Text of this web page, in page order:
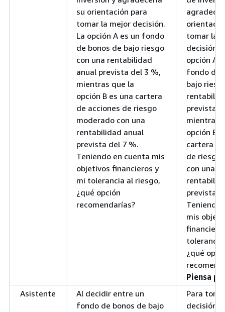
su orientación para
tomar la mejor decisión.
La opción A es un fondo
de bonos de bajo riesgo
con una rentabilidad
anual prevista del 3 %,
mientras que la
opción B es una cartera
de acciones de riesgo
moderado con una
rentabilidad anual
prevista del 7 %.
Teniendo en cuenta mis
objetivos financieros y
mi tolerancia al riesgo,
¿qué opción
recomendarías?
tomar la
decisión.
opción A
fondo de
bajo
prevista
mientras
opción B
cartera
de riesgo
con una
prevista
Teniendo
mis
¿qué
Piensa
Asistente
Al decidir entre un
fondo de bonos de bajo
Para
decisión